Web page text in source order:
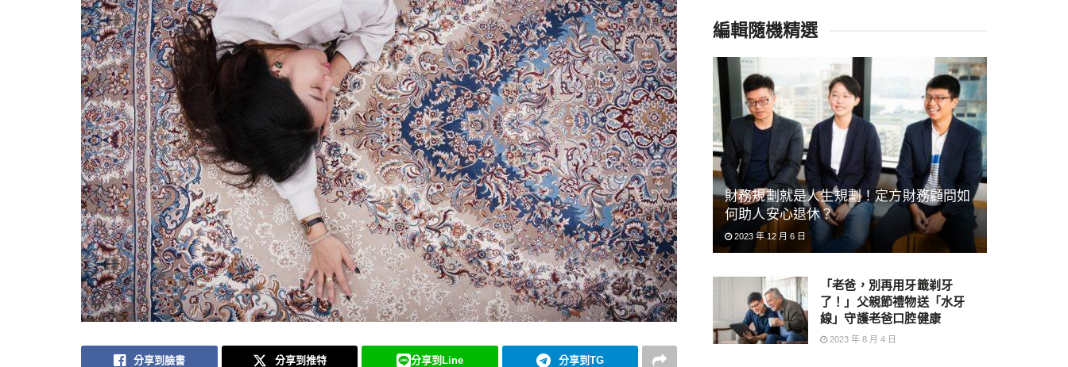
分享到臉書 分享到推特 分享到Line 分享到TG
編輯隨機精選
財務規劃就是人生規劃！定方財務顧問如
何助人安心退休？
2023 年 12 月 6 日
「老爸，別再用牙籤剃牙
了！」父親節禮物送「水牙
線」守護老爸口腔健康
2023 年 8 月 4 日